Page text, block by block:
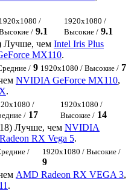
1920x1080 /
/ 9.1
1920x1080 /
Высокие / 9.1
Лучше, чем Intel Iris Plus
MX110.
/ 9 1920x1080 / Высокие / 7
NVIDIA GeForce MX110,
.
/
/ 17
1920x1080 /
Высокие / 14
Лучше, чем NVIDIA
RX Vega 5.
/ 1920x1080 / Высокие /
9
AMD Radeon RX VEGA 3,
.